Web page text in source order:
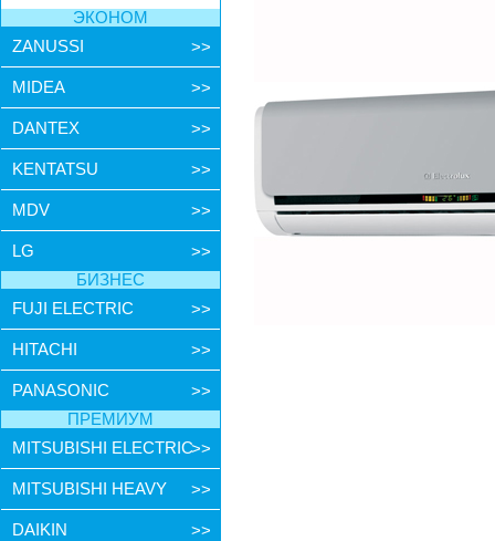
ЭКОНОМ
ZANUSSI
>>
MIDEA >>
DANTEX >>
KENTATSU >>
MDV >>
LG
>>
БИЗНЕС
FUJI ELECTRIC
>>
HITACHI >>
PANASONIC
>>
ПРЕМИУМ
MITSUBISHI ELECTRIC>>
MITSUBISHI HEAVY >>
DAIKIN >>